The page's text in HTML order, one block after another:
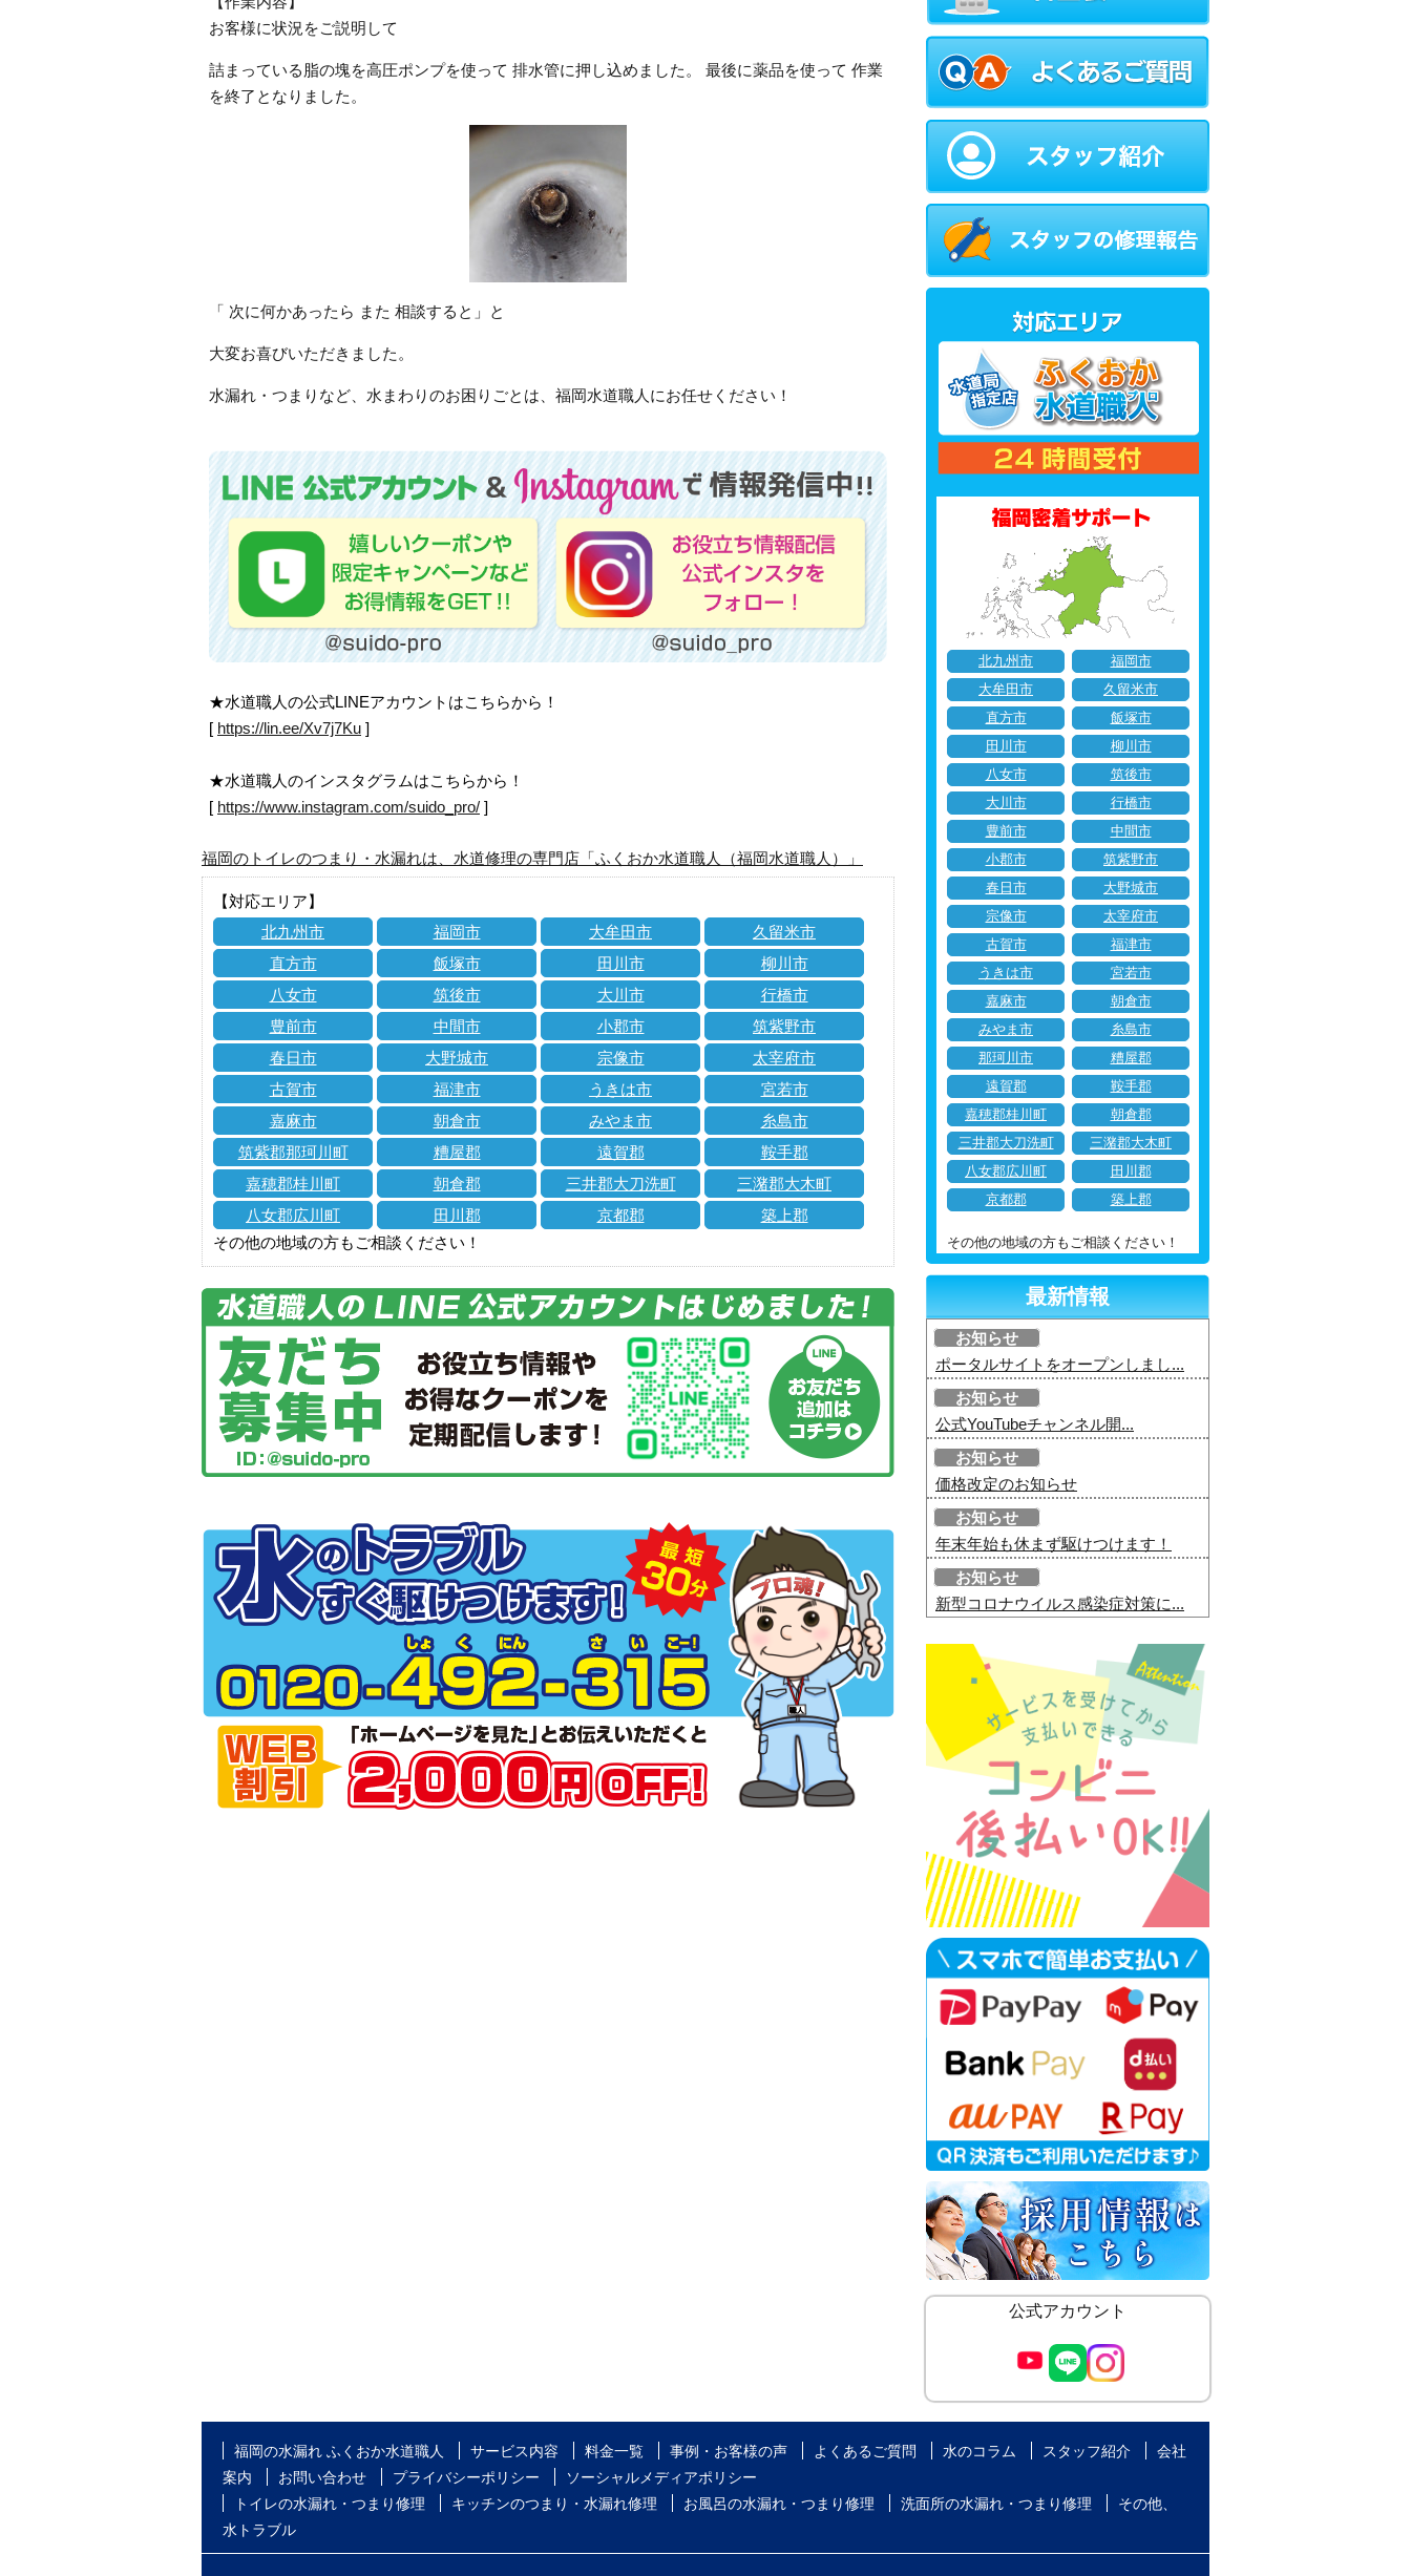
お客様に状況をご説明して
詰まっている脂の塊を高圧ポンプを使って 排水管に押し込めました。 最後に薬品を使って 作業
を終了となりました。
「 次に何かあったら また 相談すると」と
大変お喜びいただきました。
水漏れ・つまりなど、水まわりのお困りごとは、福岡水道職人にお任せください！
★水道職人の公式LINEアカウントはこちらから！
[ https://lin.ee/Xv7j7Ku ]
★水道職人のインスタグラムはこちらから！
[ https://www.instagram.com/suido_pro/ ]
福岡のトイレのつまり・水漏れは、水道修理の専門店「ふくおか水道職人（福岡水道職人）」
【対応エリア】
北九州市
福岡市 大牟田市
久留米市
直方市
飯塚市 田川市
柳川市
八女市
筑後市 大川市
行橋市
豊前市
中間市 小郡市
筑紫野市
春日市
大野城市 宗像市
太宰府市
古賀市
福津市 うきは市
宮若市
嘉麻市
朝倉市 みやま市
糸島市
筑紫郡那珂川町
糟屋郡 遠賀郡
鞍手郡
嘉穂郡桂川町
朝倉郡 三井郡大刀洗町
三潴郡大木町
八女郡広川町
田川郡 京都郡
築上郡
その他の地域の方もご相談ください！
北九州市
福岡市
大牟田市
久留米市
直方市
飯塚市
田川市
柳川市
八女市
筑後市
大川市
行橋市
豊前市
中間市
小郡市
筑紫野市
春日市
大野城市
宗像市
太宰府市
古賀市
福津市
うきは市
宮若市
嘉麻市
朝倉市
みやま市
糸島市
那珂川市
糟屋郡
遠賀郡
鞍手郡
嘉穂郡桂川町
朝倉郡
三井郡大刀洗町
三潴郡大木町
八女郡広川町
田川郡
京都郡
築上郡
その他の地域の方もご相談ください！
最新情報
お知らせ
ポータルサイトをオープンしまし...
お知らせ
公式YouTubeチャンネル開...
お知らせ
価格改定のお知らせ
お知らせ
年末年始も休まず駆けつけます！
お知らせ
新型コロナウイルス感染症対策に...
公式アカウント
福岡の水漏れ ふくおか水道職人 サービス内容 料金一覧 事例・お客様の声 よくあるご質問 水のコラム スタッフ紹介
会社
案内
お問い合わせ プライバシーポリシー
ソーシャルメディアポリシー
トイレの水漏れ・つまり修理
キッチンのつまり・水漏れ修理 お風呂の水漏れ・つまり修理 洗面所の水漏れ・つまり修理
その他、
水トラブル